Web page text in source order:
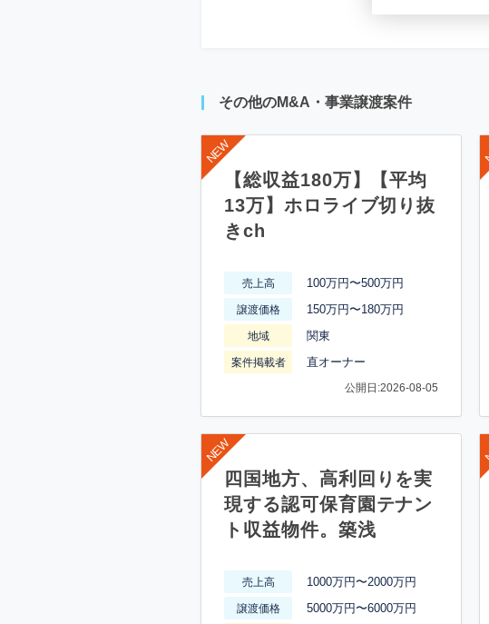
その他のM&A・事業譲渡案件
【総収益180万】【平均
13万】ホロライブ切り抜
きch
売上高 100万円〜500万円
譲渡価格 150万円〜180万円
地域 関東
案件掲載者 直オーナー
公開日:2026-08-05
四国地方、高利回りを実
現する認可保育園テナン
ト収益物件。築浅
売上高 1000万円〜2000万円
譲渡価格 5000万円〜6000万円